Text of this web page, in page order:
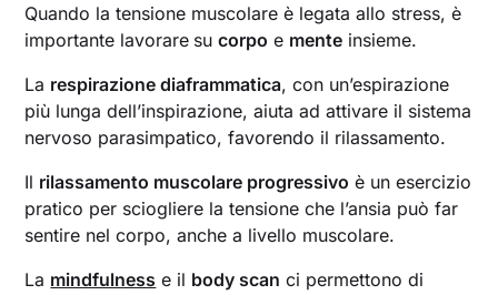
Quando la tensione muscolare è legata allo stress, è
importante lavorare sucorpo e mente insieme.
La respirazione diaframmatica, con un’espirazione
più lunga dell’inspirazione, aiuta ad attivare il sistema
nervoso parasimpatico, favorendo il rilassamento.
Il rilassamento muscolare progressivo è un esercizio
pratico per sciogliere la tensione che l’ansia può far
sentire nel corpo, anche a livello muscolare.
La mindfulness e il body scan ci permettono di